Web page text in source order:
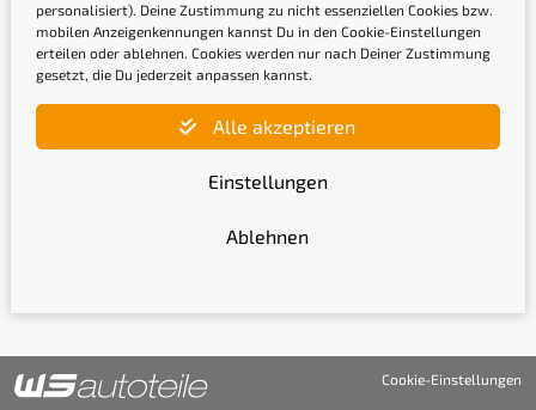
Gib hier Deine E-Mail-Adresse ein, um Dich
anzumelden
Mit der Anmeldung bestätige ich, dieDatenschutzerklärung
Cookie-Einstellungen
personalisiert). Deine Zustimmung zu nicht essenziellen Cookies bzw.
mobilen Anzeigenkennungen kannst Du in den Cookie-Einstellungen
erteilen oder ablehnen. Cookies werden nur nach Deiner Zustimmung
gesetzt, die Du jederzeit anpassen kannst.
Alle akzeptieren
Einstellungen
Ablehnen